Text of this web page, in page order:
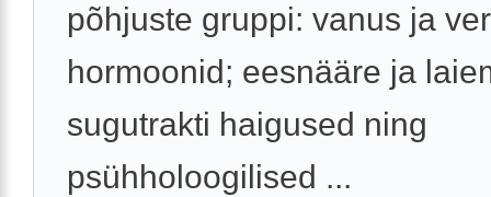
põhjuste gruppi: vanus ja
hormoonid; eesnääre ja
sugutrakti haigused ning
psühholoogilised ...